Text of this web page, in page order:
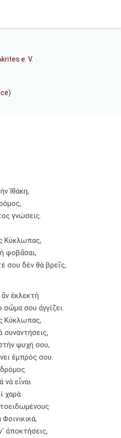
Ἰθάκη,
γνώσεις.
Κύκλωπας,
φοβᾶσαι,
σου δὲν θὰ βρεῖς,
ἐκλεκτὴ
σῶμα σου ἀγγίζει.
Κύκλωπας,
συναντήσεις,
ψυχή σου,
ἐμπρός σου.
νὰ εἶναι
χαρὰ
ἀποκτήσεις,